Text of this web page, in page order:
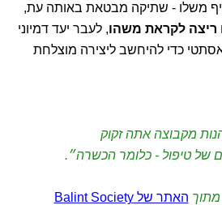
משלו - שתיקה מבטאת באותה עת,
ריצה לקראת משהו, לעבר יעד דמיוני
כדי להיחשב ליצירה מוצלחת
מקבוצה אתה זקוק
של טיפול - כלומר הכשרה״.
מתוך האתר של Balint Society